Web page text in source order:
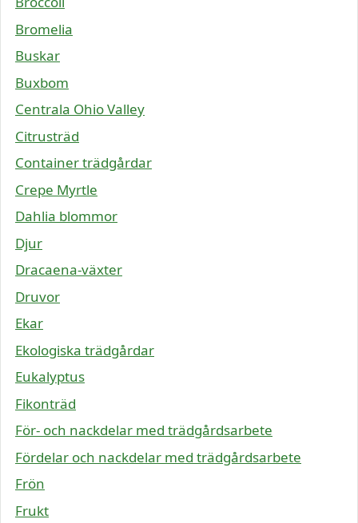
Bromelia
Buskar
Buxbom
Centrala Ohio Valley
Citrusträd
Container trädgårdar
Crepe Myrtle
Dahlia blommor
Djur
Dracaena-växter
Druvor
Ekar
Ekologiska trädgårdar
Eukalyptus
Fikonträd
För- och nackdelar med trädgårdsarbete
Fördelar och nackdelar med trädgårdsarbete
Frön
Frukt